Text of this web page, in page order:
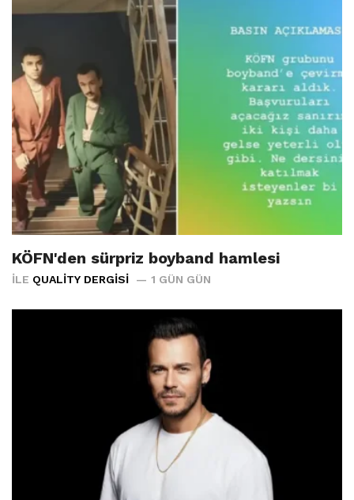
KÖFN'den sürpriz boyband hamlesi
İLE QUALITY DERGISI 1 GÜN GÜN